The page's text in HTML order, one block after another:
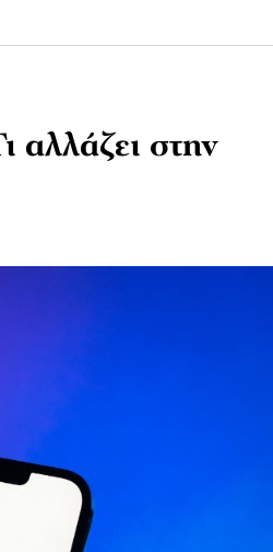
αλλάζει στην